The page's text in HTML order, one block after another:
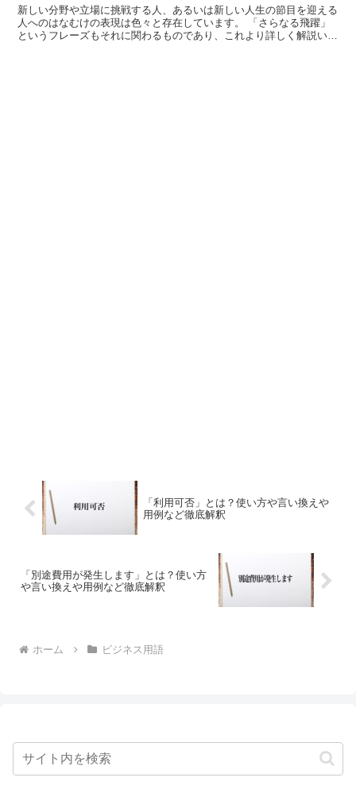
新しい分野や立場に挑戦する人、あるいは新しい人生の節目を迎える
人へのはなむけの表現は色々と存在しています。 「さらなる飛躍」
というフレーズもそれに関わるものであり、これより詳しく解説いた
「利用可否」とは？使い方や言い換えや
用例など徹底解釈
「別途費用が発生します」とは？使い方
や言い換えや用例など徹底解釈
ホーム ビジネス用語